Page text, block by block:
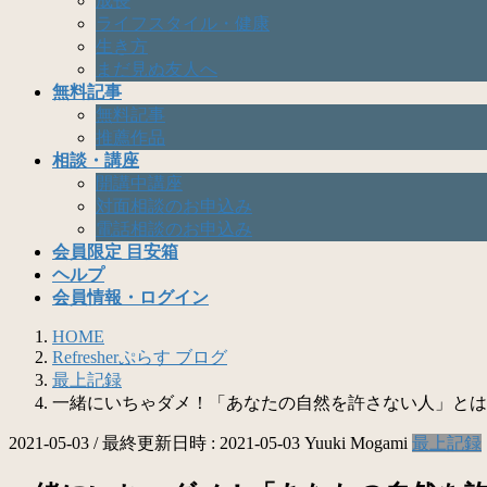
ライフスタイル・健康
生き方
まだ見ぬ友人へ
無料記事
無料記事
推薦作品
相談・講座
開講中講座
対面相談のお申込み
電話相談のお申込み
会員限定 目安箱
ヘルプ
会員情報・ログイン
HOME
Refresherぷらす ブログ
最上記録
一緒にいちゃダメ！「あなたの自然を許さない人」と
2021-05-03 / 最終更新日時 : 2021-05-03 Yuuki Mogami 最上記録